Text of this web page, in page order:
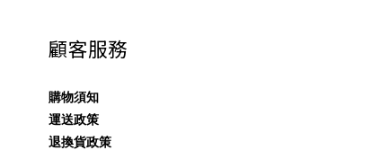
顧客服務
購物須知
運送政策
退換貨政策